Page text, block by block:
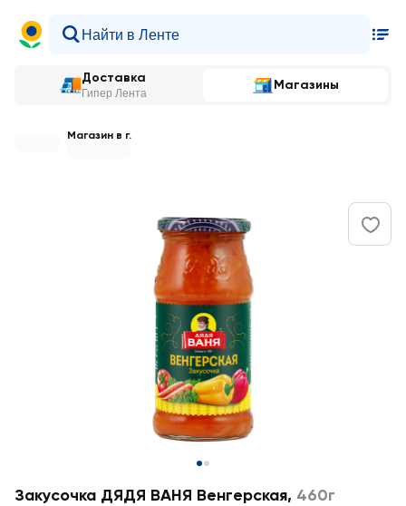
Доставка
Гипер Лента
Магазины
Магазин в г.
Закусочка ДЯДЯ ВАНЯ Венгерская, 460г